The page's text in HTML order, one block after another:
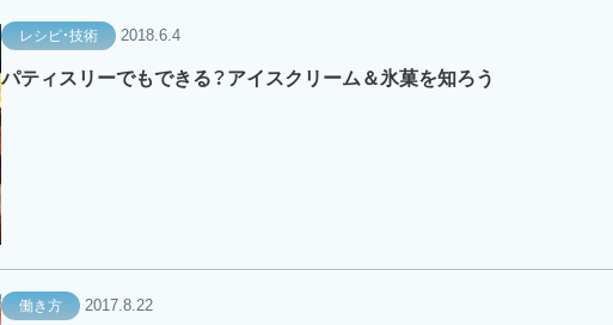
レシピ・技術 2018.6.4
パティスリーでもできる？アイスクリーム＆氷菓を知ろう
働き方 2017.8.22